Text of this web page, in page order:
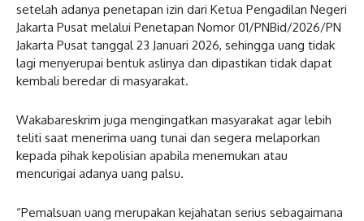
setelah adanya penetapan izin dari Ketua Pengadilan Negeri
Jakarta Pusat melalui Penetapan Nomor 01/PNBid/2026/PN
Jakarta Pusat tanggal 23 Januari 2026, sehingga uang tidak
lagi menyerupai bentuk aslinya dan dipastikan tidak dapat
kembali beredar di masyarakat.
Wakabareskrim juga mengingatkan masyarakat agar lebih
teliti saat menerima uang tunai dan segera melaporkan
kepada pihak kepolisian apabila menemukan atau
mencurigai adanya uang palsu.
“Pemalsuan uang merupakan kejahatan serius sebagaimana